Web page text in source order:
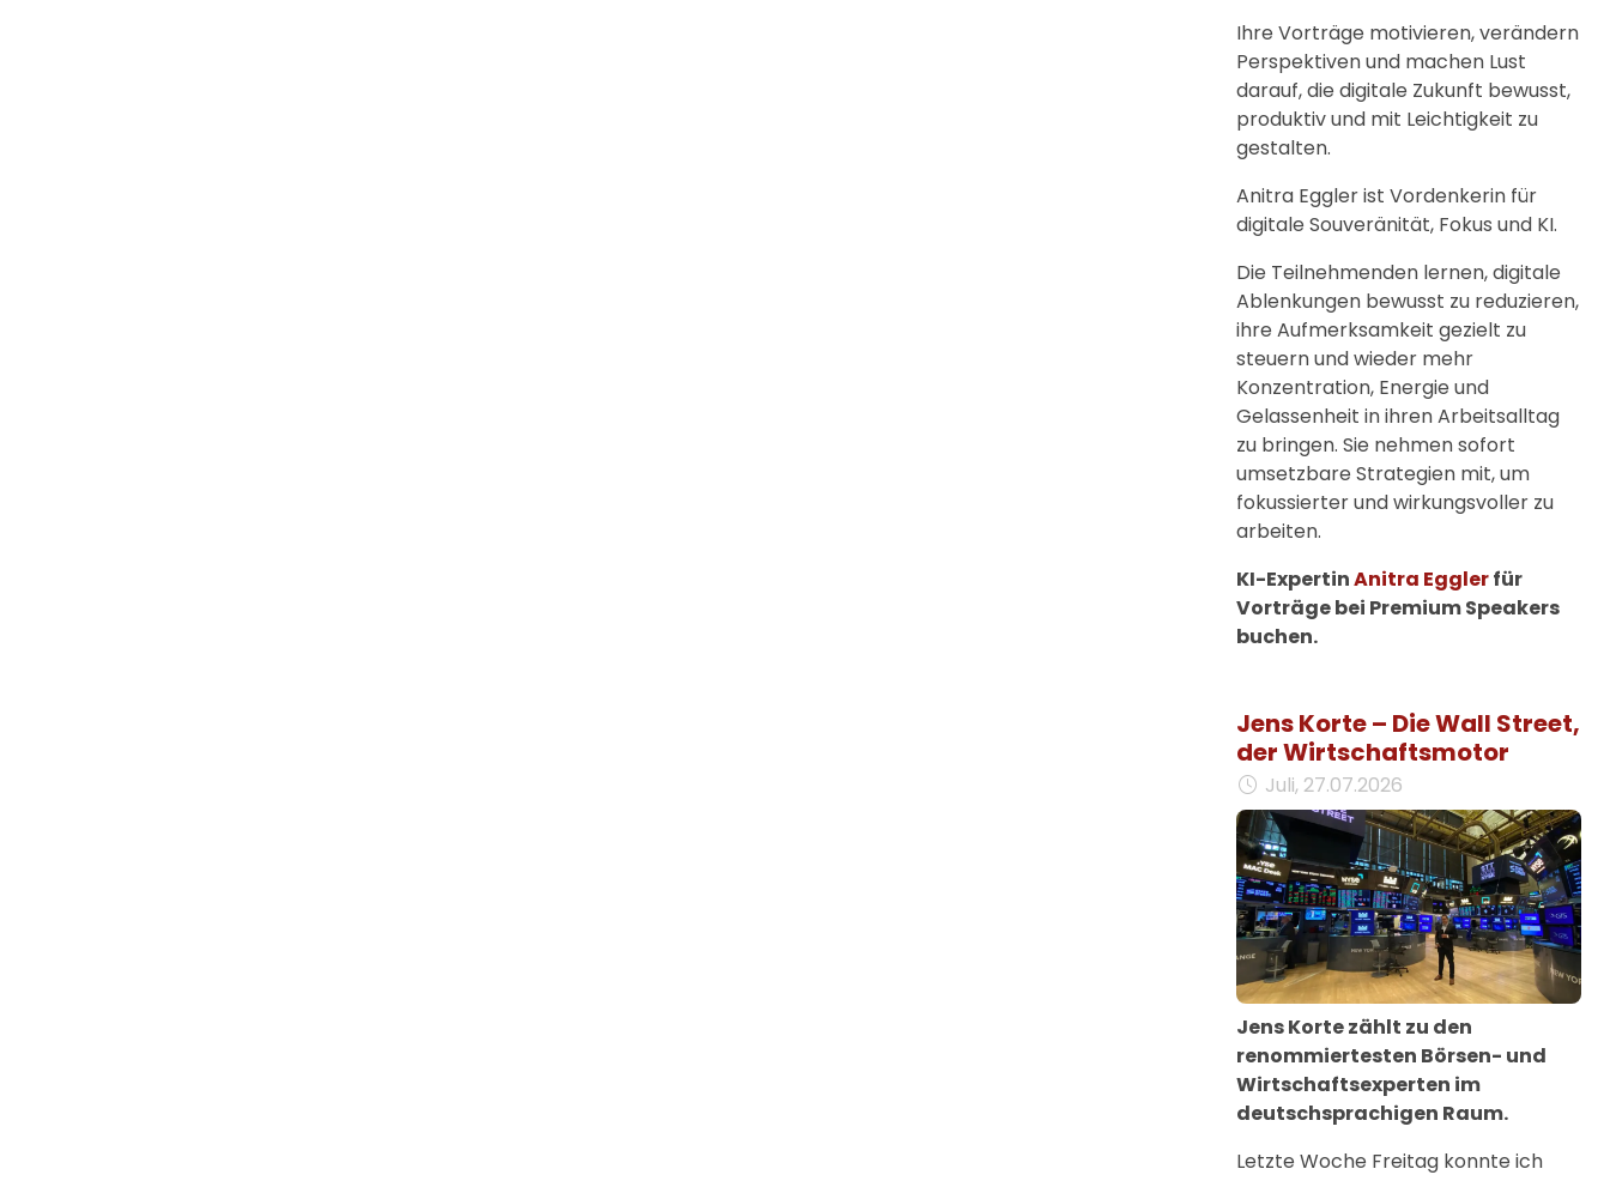
Ihre Vorträge motivieren, verändern
Perspektiven und machen Lust
darauf, die digitale Zukunft bewusst,
produktiv und mit Leichtigkeit zu
gestalten.
Anitra Eggler ist Vordenkerin für
digitale Souveränität, Fokus und KI.
Die Teilnehmenden lernen, digitale
Ablenkungen bewusst zu reduzieren,
ihre Aufmerksamkeit gezielt zu
steuern und wieder mehr
Konzentration, Energie und
Gelassenheit in ihren Arbeitsalltag
zu bringen. Sie nehmen sofort
umsetzbare Strategien mit, um
fokussierter und wirkungsvoller zu
arbeiten.
KI-ExpertinAnitra Egglerfür
Vorträge bei Premium Speakers
buchen.
Jens Korte – Die Wall Street,
der Wirtschaftsmotor
Juli, 27.07.2026
Jens Korte zählt zu den
renommiertesten Börsen- und
Wirtschaftsexperten im
deutschsprachigen Raum.
Letzte Woche Freitag konnte ich